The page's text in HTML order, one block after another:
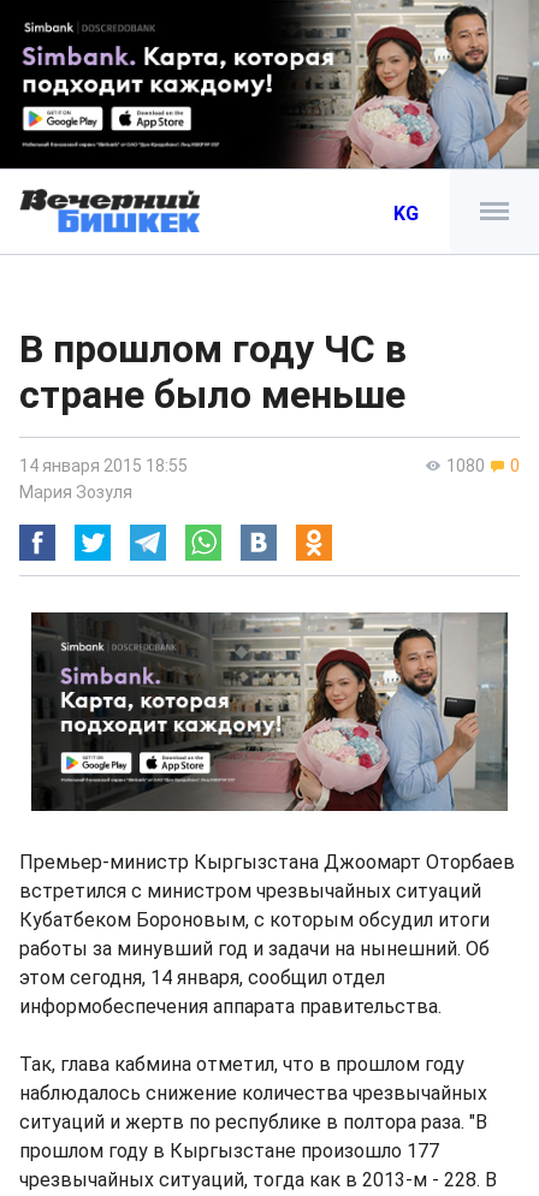
KG
В прошлом году ЧС в
стране было меньше
1080 0
14 января 2015 18:55
Мария Зозуля
Премьер-министр Кыргызстана Джоомарт Оторбаев
встретился с министром чрезвычайных ситуаций
Кубатбеком Бороновым, с которым обсудил итоги
работы за минувший год и задачи на нынешний. Об
этом сегодня, 14 января, сообщил отдел
информобеспечения аппарата правительства.
Так, глава кабмина отметил, что в прошлом году
наблюдалось снижение количества чрезвычайных
ситуаций и жертв по республике в полтора раза. "В
прошлом году в Кыргызстане произошло 177
чрезвычайных ситуаций, тогда как в 2013-м - 228. В